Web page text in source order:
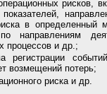
рисков,
показателей,
в определенный
направлениям
процессов и др.;
регистрации
возмещений потерь;
риска и др.